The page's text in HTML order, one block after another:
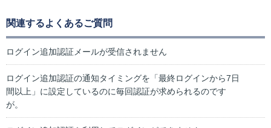
関連するよくあるご質問
ログイン追加認証メールが受信されません
ログイン追加認証の通知タイミングを「最終ログインから7日
間以上」に設定しているのに毎回認証が求められるのです
が。